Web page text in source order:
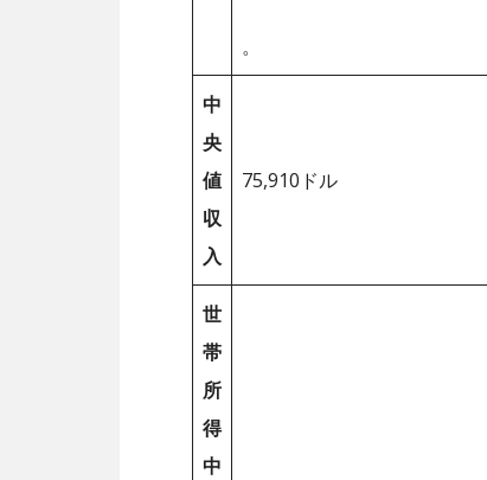
。
中
央
値
収
入
75,910ドル
世
帯
所
得
中